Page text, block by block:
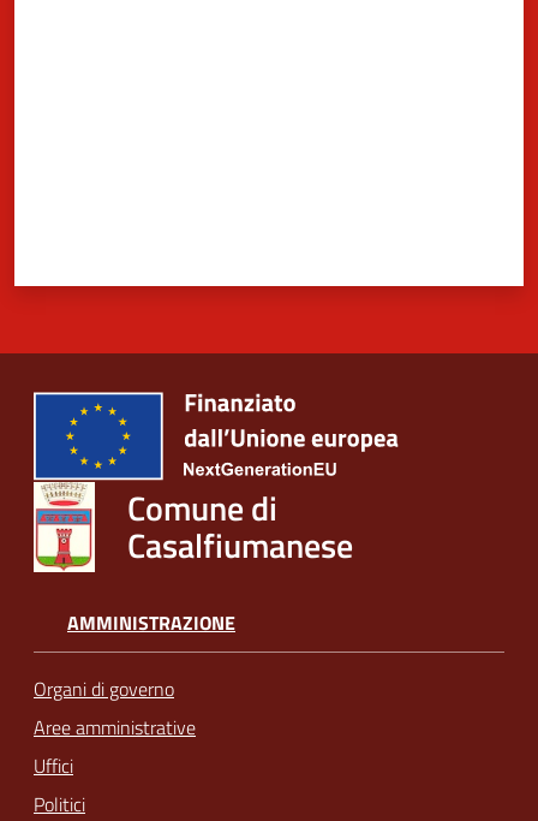
Comune di
Casalfiumanese
AMMINISTRAZIONE
Organi di governo
Aree amministrative
Uffici
Politici